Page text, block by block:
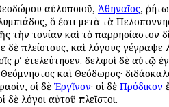
αὐλοποιοῦ, Ἀθηναῖος,
ὅ ἐστι μετὰ τὰ
τὴν ἀτονίαν καὶ τὸ ἀπαρρησίαστον
δὲ πλείστους, καὶ λόγους γέγραψε
ρʹ ἐτελεύτησεν. ἀδελφοὶ δὲ αὐτῷ
Θεόμνηστος καὶ Θεόδωρος·
οἱ δὲ Ἐργῖνον· οἱ δὲ Πρόδικον
δὲ λόγοι αὐτοῦ πλεῖστοι.